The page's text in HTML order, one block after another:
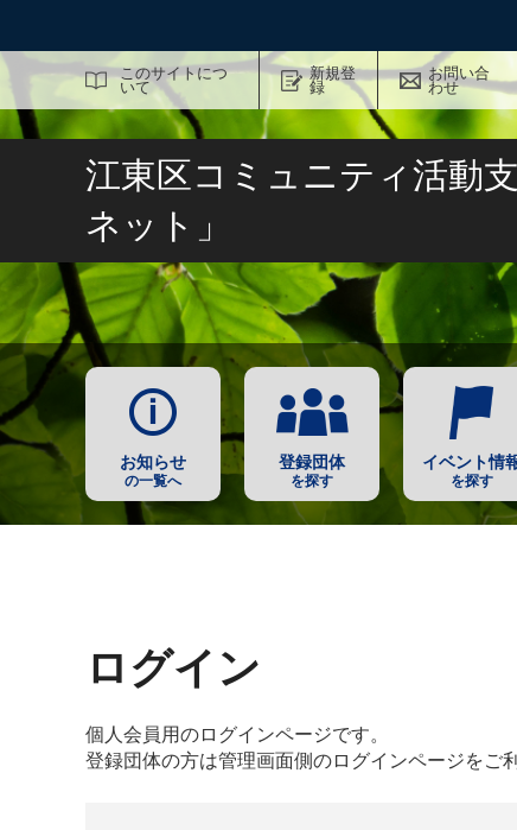
このサイトにつ
いて
新規登
録
お問い合
わせ
サイト内検索
江東区コミュニティ活動
ネット」
お知らせ
の一覧へ
登録団体
を探す
イベント情
を探す
ログイン
個人会員用のログインページです。
登録団体の方は管理画面側のログインページをご